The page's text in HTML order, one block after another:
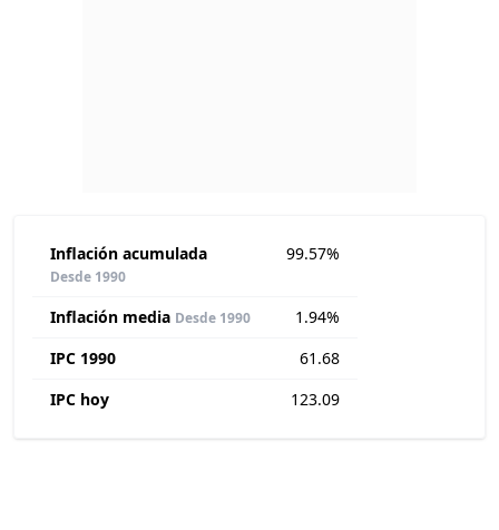
Inflación acumulada
Desde 1990
99.57%
Inflación media Desde 1990
1.94%
IPC 1990
61.68
IPC hoy
123.09